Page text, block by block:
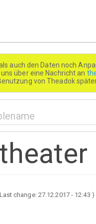
auch den Daten noch
über eine Nachricht an
von Theadok
change: 27.12.2017 - 12:43 )